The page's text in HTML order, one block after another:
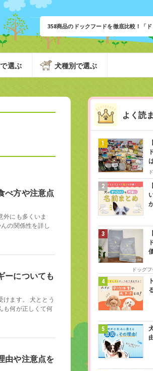
358商品のドックフードを徹底比較！「ド
選ぶ 犬種別で選ぶ
べ方や注意点
外にも多くいま
の関係性を詳し
ーについても
けます。 犬ととう
も何が正しくて何
由や注意点を
よく読
ドッグ